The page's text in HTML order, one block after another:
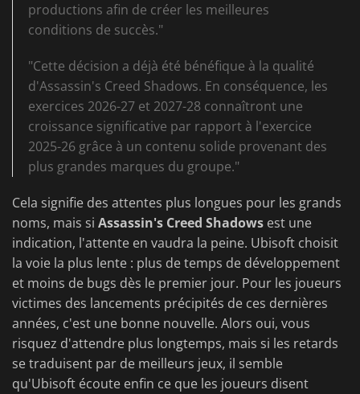
productions afin de créer les meilleures
conditions de succès."
"Cette décision a déjà été bénéfique à la qualité
d'Assassin's Creed Shadows. En conséquence, les
exercices 2026-27 et 2027-28 connaîtront une
croissance significative par rapport à l'exercice
2025-26 grâce à un contenu solide provenant des
plus grandes marques du groupe."
Cela signifie des attentes plus longues pour les grands
noms, mais si Assassin's Creed Shadows est une
indication, l'attente en vaudra la peine. Ubisoft choisit
la voie la plus lente : plus de temps de développement
et moins de bugs dès le premier jour. Pour les joueurs
victimes des lancements précipités de ces dernières
années, c'est une bonne nouvelle. Alors oui, vous
risquez d'attendre plus longtemps, mais si les retards
se traduisent par de meilleurs jeux, il semble
qu'Ubisoft écoute enfin ce que les joueurs disent